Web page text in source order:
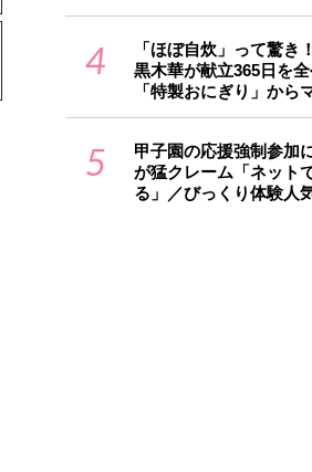
4
「ほぼ自炊」って驚き
黒木華が献立365日を全
「特製おにぎり」から
5
甲子園の応援強制参加
が猛クレーム「ネット
る」／びっくり体験人